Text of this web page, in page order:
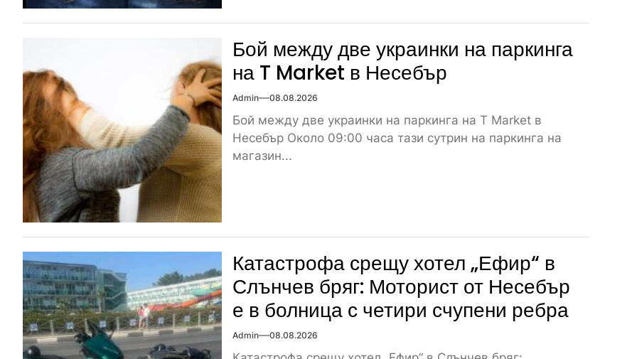
Бой между две украинки на паркинга
на T Market в Несебър
Admin 08.08.2026
Бой между две украинки на паркинга на T Market в
Несебър Около 09:00 часа тази сутрин на паркинга на
магазин...
Катастрофа срещу хотел „Ефир“ в
Слънчев бряг: Моторист от Несебър
е в болница с четири счупени ребра
Admin 08.08.2026